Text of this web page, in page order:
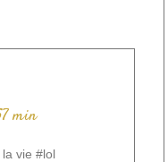
min
la vie #lol